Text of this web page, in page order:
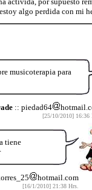
algo perdida con mi
musicoterapia para
:: piedad64
[25/10/2010] 16:36
tiene
hotmail.com
[16/1/2010] 21:38 Hrs.